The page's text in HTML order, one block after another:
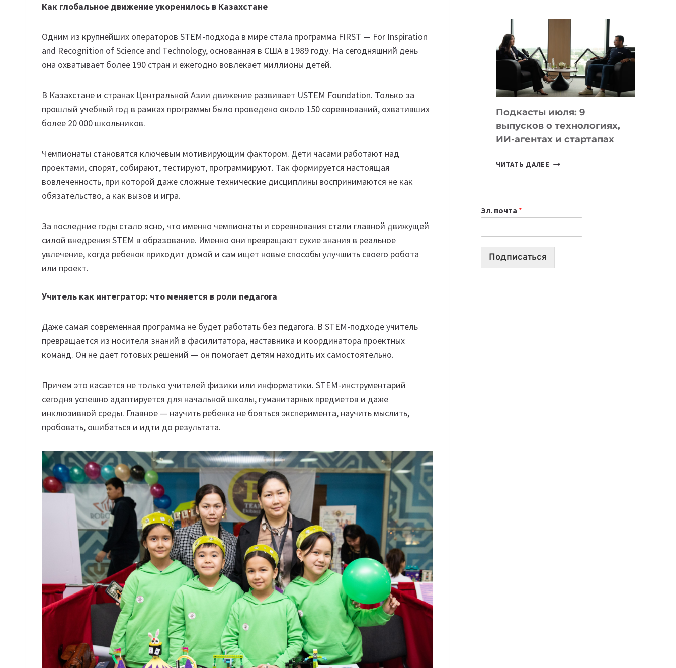
Как глобальное движение укоренилось в Казахстане
Одним из крупнейших операторов STEM-подхода в мире стала программа FIRST — For Inspiration
and Recognition of Science and Technology, основанная в США в 1989 году. На сегодняшний день
она охватывает более 190 стран и ежегодно вовлекает миллионы детей.
В Казахстане и странах Центральной Азии движение развивает USTEM Foundation. Только за
прошлый учебный год в рамках программы было проведено около 150 соревнований, охвативших
более 20 000 школьников.
Чемпионаты становятся ключевым мотивирующим фактором. Дети часами работают над
проектами, спорят, собирают, тестируют, программируют. Так формируется настоящая
вовлеченность, при которой даже сложные технические дисциплины воспринимаются не как
обязательство, а как вызов и игра.
За последние годы стало ясно, что именно чемпионаты и соревнования стали главной движущей
силой внедрения STEM в образование. Именно они превращают сухие знания в реальное
увлечение, когда ребенок приходит домой и сам ищет новые способы улучшить своего робота
или проект.
Учитель как интегратор: что меняется в роли педагога
Даже самая современная программа не будет работать без педагога. В STEM-подходе учитель
превращается из носителя знаний в фасилитатора, наставника и координатора проектных
команд. Он не дает готовых решений — он помогает детям находить их самостоятельно.
Причем это касается не только учителей физики или информатики. STEM-инструментарий
сегодня успешно адаптируется для начальной школы, гуманитарных предметов и даже
инклюзивной среды. Главное — научить ребенка не бояться эксперимента, научить мыслить,
пробовать, ошибаться и идти до результата.
2026:
10
ЛУЧШИХ
ДЛЯ
УЧЕБЫ
Подкасты июля: 9
выпусков о технологиях,
ИИ-агентах и стартапах
ЧИТАТЬ ДАЛЕЕ ПОДКАСТЫ
ИИ-
АГЕНТАХ
Эл. почта *
Подписаться